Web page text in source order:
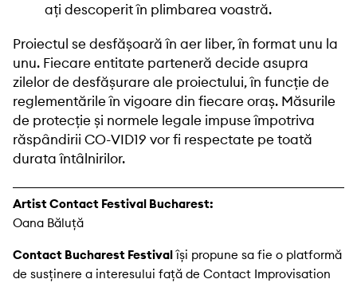
ați descoperit în plimbarea voastră.
Proiectul se desfășoară în aer liber, în format unu la
unu. Fiecare entitate parteneră decide asupra
zilelor de desfășurare ale proiectului, în funcție de
reglementările în vigoare din fiecare oraș. Măsurile
de protecție și normele legale impuse împotriva
răspândirii CO-VID19 vor fi respectate pe toată
durata întâlnirilor.
Artist Contact Festival Bucharest:
Oana Băluță
Contact Bucharest Festivalîși propune sa fie o platformă
de susținere a interesului față de Contact Improvisation